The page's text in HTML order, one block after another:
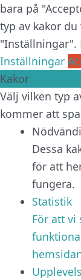
bara på
typ av kakor
"Inställningar".
Inställningar
Kakor
Välj vilken typ
kommer att
Dessa
för att
fungera.
Statistik
För att vi